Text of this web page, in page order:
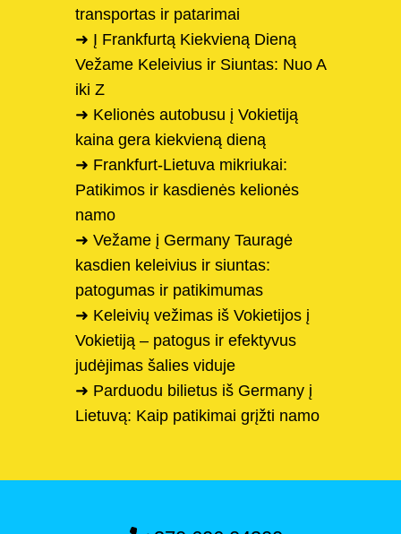
transportas ir patarimai
➜ Į Frankfurtą Kiekvieną Dieną
Vežame Keleivius ir Siuntas: Nuo A
iki Z
➜ Kelionės autobusu į Vokietiją
kaina gera kiekvieną dieną
➜ Frankfurt-Lietuva mikriukai:
Patikimos ir kasdienės kelionės
namo
➜ Vežame į Germany Tauragė
kasdien keleivius ir siuntas:
patogumas ir patikimumas
➜ Keleivių vežimas iš Vokietijos į
Vokietiją – patogus ir efektyvus
judėjimas šalies viduje
➜ Parduodu bilietus iš Germany į
Lietuvą: Kaip patikimai grįžti namo